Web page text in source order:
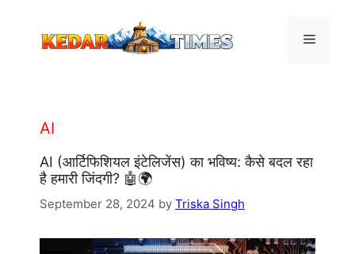
Menu
AI
AI (आर्टिफिशियल इंटेलिजेंस) का भविष्य: कैसे बदल रहा
है हमारी जिंदगी? 🤖🌍
September 28, 2024 by Triska Singh